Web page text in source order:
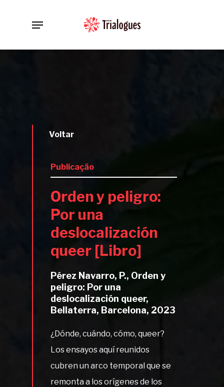
Menu
Voltar
Publicação
Orden y peligro:
Por una
deslocalización
queer [Libro]
Pérez Navarro, P., Orden y
peligro: Por una
deslocalización queer,
Bellaterra, Barcelona, 2023
¿Dónde, cuándo, cómo, queer?
Los ensayos aquí reunidos
cubren un arco temporal que se
remonta a los orígenes de los